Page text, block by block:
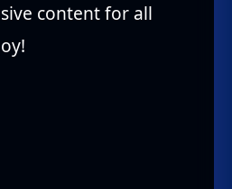
content for all